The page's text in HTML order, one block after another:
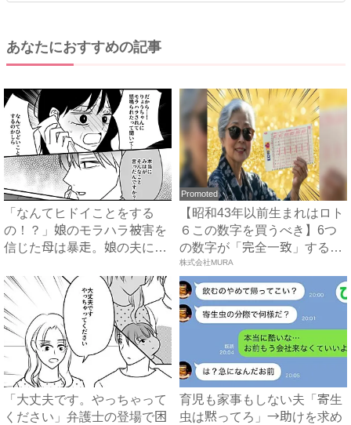
あなたにおすすめの記事
「なんてヒドイことをする
の！？」娘のモラハラ被害を
信じた母は暴走。娘の夫に電
Promoted
【昭和43年以前生まれはロト
６この数字を買うべき】6つ
の数字が「完全一致」する
方...
株式会社MURA
「大丈夫です。やっちゃって
ください」弁護士の登場で困
育児も家事もしない夫「寄生
虫は黙ってろ」→助けを求め